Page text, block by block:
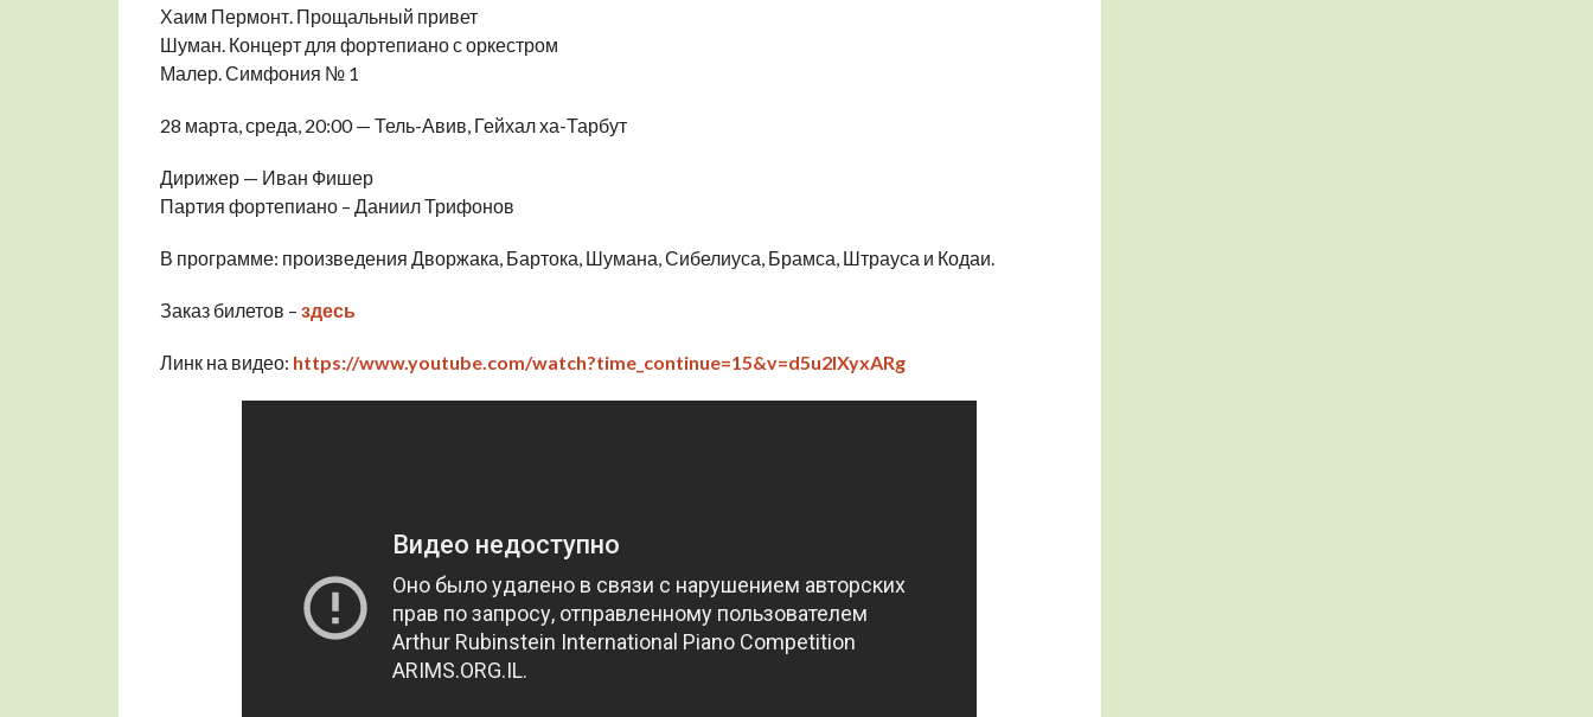
Хаим Пермонт. Прощальный привет
Шуман. Концерт для фортепиано с оркестром
Малер. Симфония № 1
28 марта, среда, 20:00 — Тель-Авив, Гейхал ха-Тарбут
Дирижер — Иван Фишер
Партия фортепиано – Даниил Трифонов
В программе: произведения Дворжака, Бартока, Шумана, Сибелиуса, Брамса, Штрауса и Кодаи.
Заказ билетов – здесь
Линк на видео: https://www.youtube.com/watch?time_continue=15&v=d5u2lXyxARg